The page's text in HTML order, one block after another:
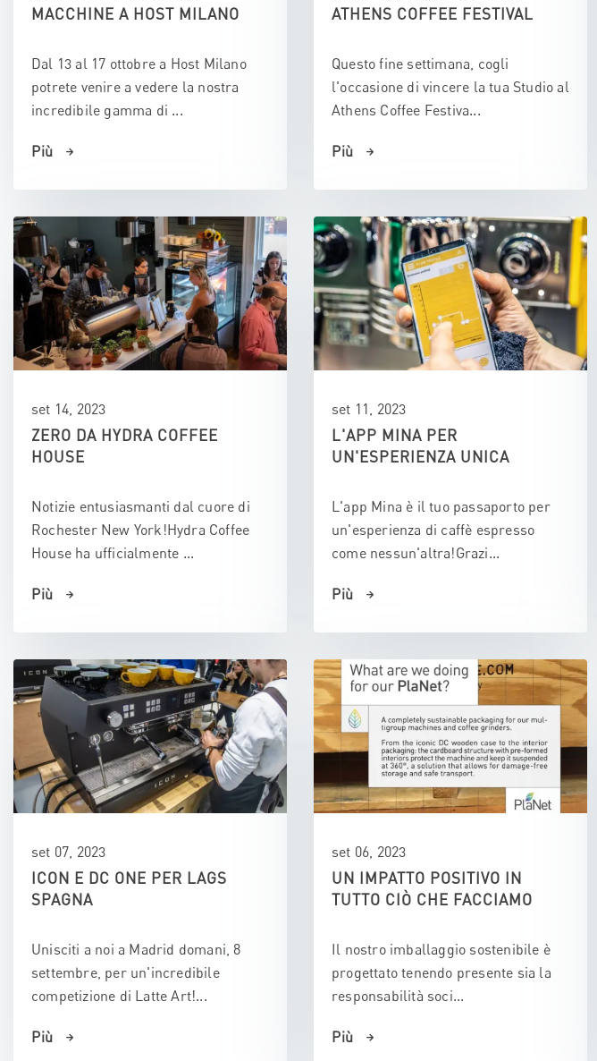
MACCHINE A HOST MILANO
Dal 13 al 17 ottobre a Host Milano
potrete venire a vedere la nostra
incredibile gamma di ...
Più
ATHENS COFFEE FESTIVAL
Questo fine settimana, cogli
l'occasione di vincere la tua Studio al
Athens Coffee Festiva...
Più
set 14, 2023
ZERO DA HYDRA COFFEE
HOUSE
Notizie entusiasmanti dal cuore di
Rochester New York!Hydra Coffee
House ha ufficialmente ...
Più
set 11, 2023
L'APP MINA PER
UN'ESPERIENZA UNICA
L'app Mina è il tuo passaporto per
un'esperienza di caffè espresso
come nessun'altra!Grazi...
Più
set 07, 2023
ICON E DC ONE PER LAGS
SPAGNA
Unisciti a noi a Madrid domani, 8
settembre, per un'incredibile
competizione di Latte Art!...
Più
set 06, 2023
UN IMPATTO POSITIVO IN
TUTTO CIÒ CHE FACCIAMO
Il nostro imballaggio sostenibile è
progettato tenendo presente sia la
responsabilità soci...
Più